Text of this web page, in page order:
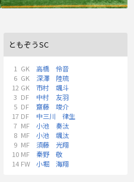
ともぞうSC
1 GK
高橋 伶音
6 GK
深澤 陸琉
12 GK
市村 颯斗
3 DF
中村 友羽
5 DF
齋藤 竣介
17 DF
中三川 律生
7 MF
小池 奏汰
8 MF
小池 颯汰
9 MF
須藤 光翔
10 MF
秦野 敬
14 FW 小堀 海翔